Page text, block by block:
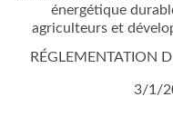
énergétique
agriculteurs et
RÉGLEMENTATION
3/1/